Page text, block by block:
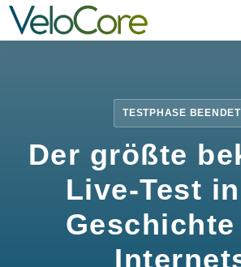
Partnerprogramm
TESTPHASE BEENDET
Der größte
Live-Test
Geschichte